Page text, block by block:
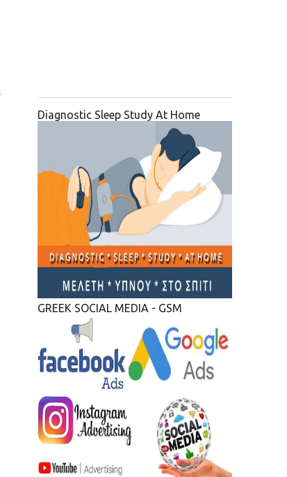
Diagnostic Sleep Study At Home
GREEK SOCIAL MEDIA - GSM